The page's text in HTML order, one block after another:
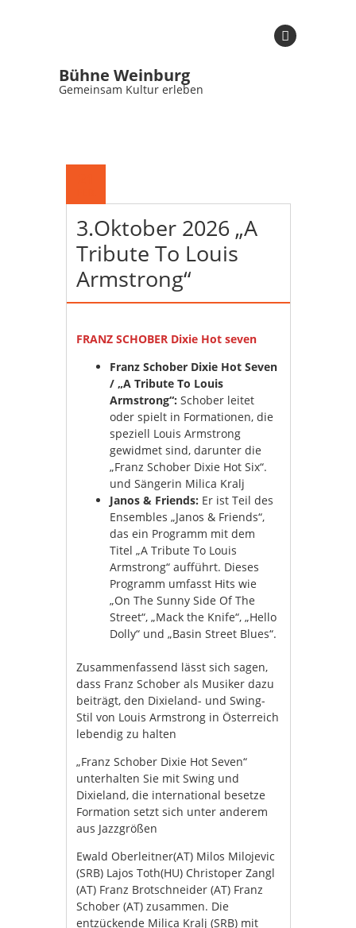
Bühne Weinburg
Gemeinsam Kultur erleben
3.Oktober 2026 „A
Tribute To Louis
Armstrong“
FRANZ SCHOBER Dixie Hot seven
Franz Schober Dixie Hot Seven
/ „A Tribute To Louis
Armstrong“: Schober leitet
oder spielt in Formationen, die
speziell Louis Armstrong
gewidmet sind, darunter die
„Franz Schober Dixie Hot Six“.
und Sängerin Milica Kralj
Janos & Friends: Er ist Teil des
Ensembles „Janos & Friends“,
das ein Programm mit dem
Titel „A Tribute To Louis
Armstrong“ aufführt. Dieses
Programm umfasst Hits wie
„On The Sunny Side Of The
Street“, „Mack the Knife“, „Hello
Dolly“ und „Basin Street Blues“.
Zusammenfassend lässt sich sagen,
dass Franz Schober als Musiker dazu
beiträgt, den Dixieland- und Swing-
Stil von Louis Armstrong in Österreich
lebendig zu halten
„Franz Schober Dixie Hot Seven“
unterhalten Sie mit Swing und
Dixieland, die international besetze
Formation setzt sich unter anderem
aus Jazzgrößen
Ewald Oberleitner(AT) Milos Milojevic
(SRB) Lajos Toth(HU) Christoper Zangl
(AT) Franz Brotschneider (AT) Franz
Schober (AT) zusammen. Die
entzückende Milica Kralj (SRB) mit